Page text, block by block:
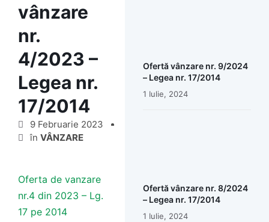
vânzare
nr.
4/2023 –
Legea nr.
17/2014
9 Februarie 2023
în VÂNZARE
Oferta de vanzare
nr.4 din 2023 – Lg.
17 pe 2014
Ofertă vânzare nr. 9/2024
– Legea nr. 17/2014
1 Iulie, 2024
Ofertă vânzare nr. 8/2024
– Legea nr. 17/2014
1 Iulie, 2024